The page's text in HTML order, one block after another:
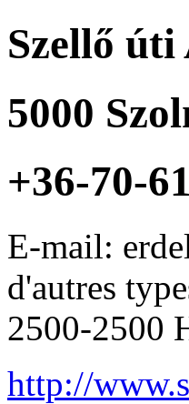
Szellő
5000
+36-70-
E-mail:
d'autres
2500-2500
http://